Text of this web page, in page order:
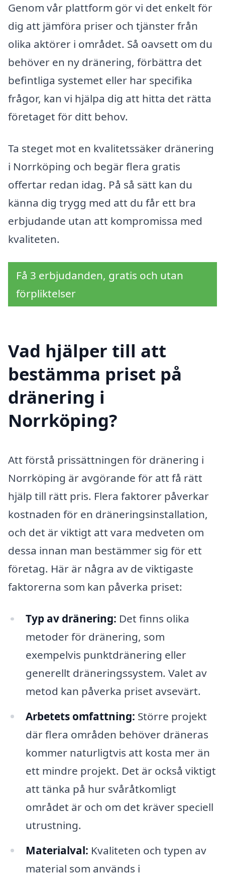
Genom vår plattform gör vi det enkelt för
dig att jämföra priser och tjänster från
olika aktörer i området. Så oavsett om du
behöver en ny dränering, förbättra det
befintliga systemet eller har specifika
frågor, kan vi hjälpa dig att hitta det rätta
företaget för ditt behov.
Ta steget mot en kvalitetssäker dränering
i Norrköping och begär flera gratis
offertar redan idag. På så sätt kan du
känna dig trygg med att du får ett bra
erbjudande utan att kompromissa med
kvaliteten.
Få 3 erbjudanden, gratis och utan
förpliktelser
Vad hjälper till att
bestämma priset på
dränering i
Norrköping?
Att förstå prissättningen för dränering i
Norrköping är avgörande för att få rätt
hjälp till rätt pris. Flera faktorer påverkar
kostnaden för en dräneringsinstallation,
och det är viktigt att vara medveten om
dessa innan man bestämmer sig för ett
företag. Här är några av de viktigaste
faktorerna som kan påverka priset:
Typ av dränering: Det finns olika
metoder för dränering, som
exempelvis punktdränering eller
generellt dräneringssystem. Valet av
metod kan påverka priset avsevärt.
Arbetets omfattning: Större projekt
där flera områden behöver dräneras
kommer naturligtvis att kosta mer än
ett mindre projekt. Det är också viktigt
att tänka på hur svåråtkomligt
området är och om det kräver speciell
utrustning.
Materialval: Kvaliteten och typen av
material som används i